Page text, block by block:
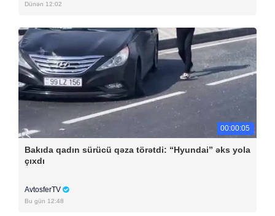
Dünən 12:02
00:00:05
Bakıda qadın sürücü qəza törətdi: “Hyundai” əks yola
çıxdı
AvtosferTV
Bu gün 12:48